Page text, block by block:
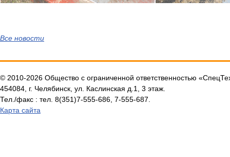
Все новости
© 2010-2026 Общество с ограниченной ответственностью
454084, г. Челябинск, ул. Каслинская д.1, 3 этаж.
Тел./факс : тел. 8(351)7-555-686, 7-555-687.
Карта сайта